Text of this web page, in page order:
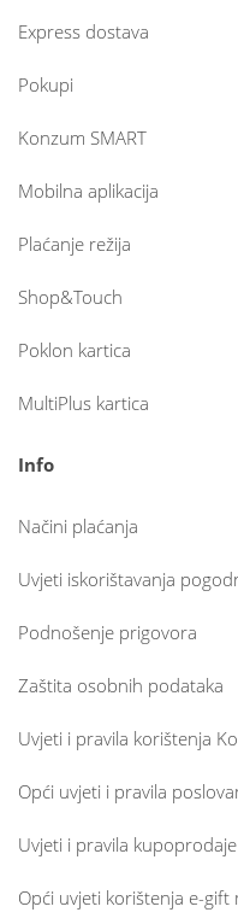
Express dostava
Pokupi
Konzum SMART
Mobilna aplikacija
Plaćanje režija
Shop&Touch
Poklon kartica
MultiPlus kartica
Info
Načini plaćanja
Uvjeti iskorištavanja
Podnošenje prigovora
Zaštita osobnih podataka
Uvjeti i pravila korištenja
Opći uvjeti i pravila
Uvjeti i pravila
Opći uvjeti korištenja e-gift